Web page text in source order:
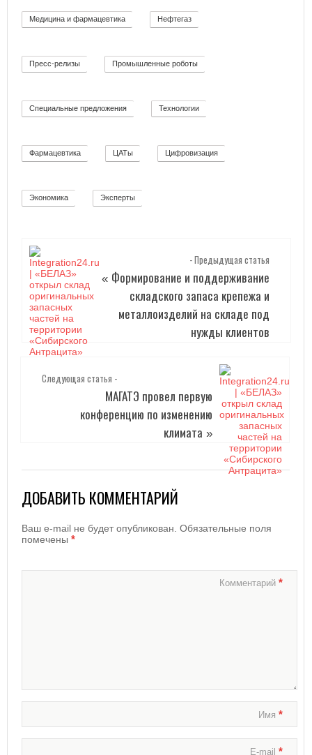
Медицина и фармацевтика Нефтегаз
Пресс-релизы Промышленные роботы
Специальные предложения Технологии
Фармацевтика ЦАТы Цифровизация
Экономика Эксперты
- Предыдущая статья
« Формирование и поддерживание
складского запаса крепежа и
металлоизделий на складе под
нужды клиентов
Следующая статья -
МАГАТЭ провел первую
конференцию по изменению
климата »
ДОБАВИТЬ КОММЕНТАРИЙ
Ваш e-mail не будет опубликован. Обязательные поля
помечены *
Комментарий*
Имя*
E-mail*